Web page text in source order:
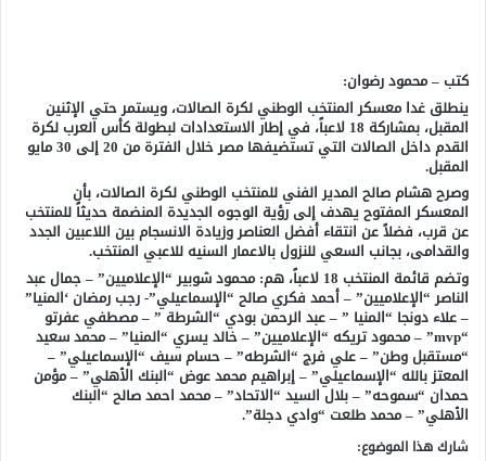
كتب – محمود رضوان:
ينطلق غدا معسكر المنتخب الوطني لكرة الصالات، ويستمر حتي الإثنين
المقبل، بمشاركة 18 لاعباً، في إطار الاستعدادات لبطولة كأس العرب لكرة
القدم داخل الصالات التي تستضيفها مصر خلال الفترة من 20 إلى 30 مايو
المقبل.
وصرح هشام صالح المدير الفني للمنتخب الوطني لكرة الصالات، بأن
المعسكر المفتوح يهدف إلى رؤية الوجوه الجديدة المنضمة حديثاً للمنتخب
عن قرب، فضلاً عن انتقاء أفضل العناصر وزيادة الانسجام بين اللاعبين الجدد
والقدامى، بجانب السعي للنزول بالاعمار السنيه للاعبي المنتخب.
وتضم قائمة المنتخب 18 لاعباً، هم: محمود شوبير “الإعلاميين” – جمال عبد
الناصر “الإعلاميين” – أحمد فكري صالح “الإسماعيلي”- رجب رمضان ‘المنيا”
– علاء دونجا “المنيا ” – عبد الرحمن بودي “الشرطة ” – مصطفي عفرتو
“mvp” – محمود تريكه “الإعلاميين” – خالد يسري “المنيا” – محمد سعيد
“مستقبل وطن” – علي فرج “الشرطه” – حسام سيف “الإسماعيلي” –
المعتز بالله “الإسماعيلي” – إبراهيم محمد عوض “البنك الأهلي” – مؤمن
حمدان “سموحه” – بلال السيد “الاتحاد” – محمد احمد صالح “البنك
الأهلي” – محمد طلعت “وادي دجلة”.
شارك هذا الموضوع: